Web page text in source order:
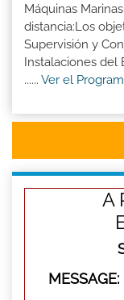
Máquinas
distancia:Los
Supervisión y
Instalaciones del
...... Ver el
A